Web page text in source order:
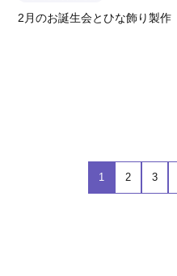
2月のお誕生会とひな飾り製作
1 2 3